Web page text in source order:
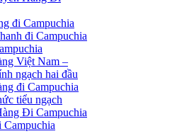
đi Campuchia
đi Campuchia
Việt Nam –
ngạch hai đầu
đi Campuchia
tiểu ngạch
Đi Campuchia